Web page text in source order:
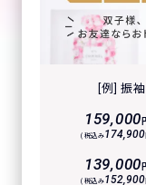
[例] 振
159,000
(税込み174,900
139,000
(税込み152,900